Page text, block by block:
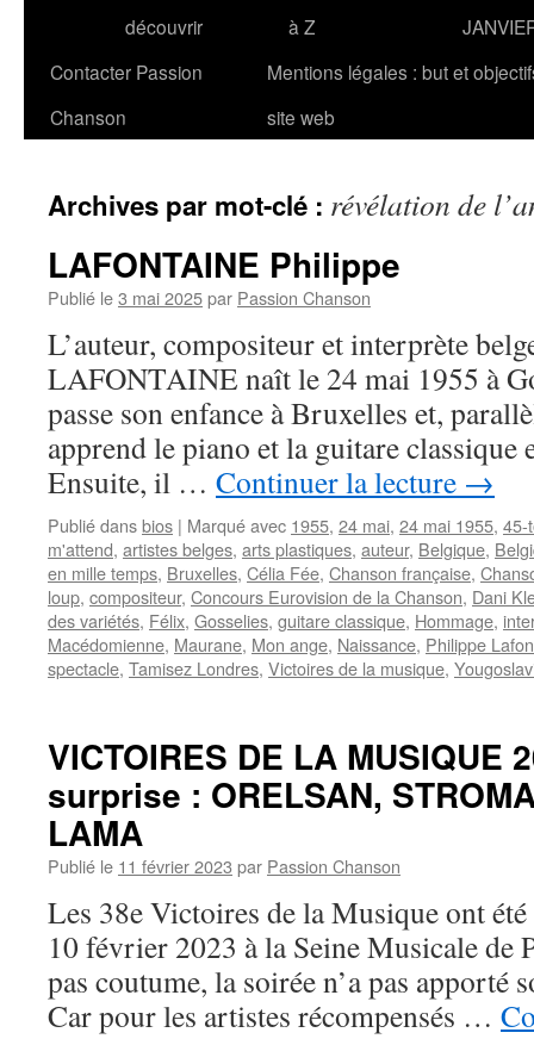
découvrir
à Z
Contacter Passion
Chanson
Mentions légales : but et
site web
Archives par mot-clé : révélation de
LAFONTAINE Philippe
Publié le3 mai 2025par Passion Chanson
L’auteur, compositeur et interprète
LAFONTAINE naît le 24 mai 1955 à
passe son enfance à Bruxelles et,
apprend le piano et la guitare classique
Ensuite, il … Continuer la lecture →
Publié dansbios | Marqué avec 1955, 24 mai, 24 mai 1955, 45-
m'attend, artistes belges, arts plastiques, auteur, Belgique,
en mille temps, Bruxelles, Célia Fée, Chanson française,
loup, compositeur, Concours Eurovision de la Chanson, Dani
des variétés, Félix, Gosselies, guitare classique, Hommage,
Macédomienne, Maurane, Mon ange, Naissance, Philippe
spectacle, Tamisez Londres, Victoires de la musique,
VICTOIRES DE LA MUSIQUE
surprise : ORELSAN,
LAMA
Publié le 11 février 2023 par Passion Chanson
Les 38e Victoires de la Musique ont
10 février 2023 à la Seine Musicale de
pas coutume, la soirée n’a pas apporté
Car pour les artistes récompensés …